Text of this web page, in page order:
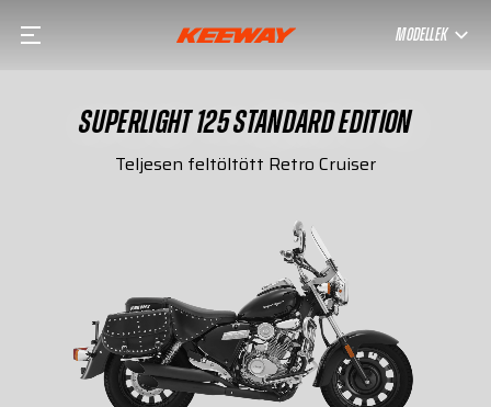
MODELLEK
SUPERLIGHT 125 STANDARD EDITION
Teljesen feltöltött Retro Cruiser